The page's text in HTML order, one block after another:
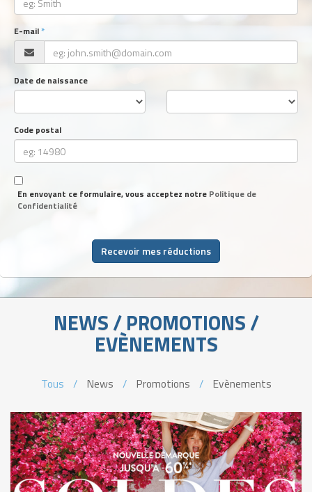
E-mail
Date de naissance
Code postal
En envoyant ce formulaire, vous acceptez notre Politique de
Confidentialité
Recevoir mes réductions
NEWS / PROMOTIONS /
EVÈNEMENTS
Tous / News / Promotions / Evènements